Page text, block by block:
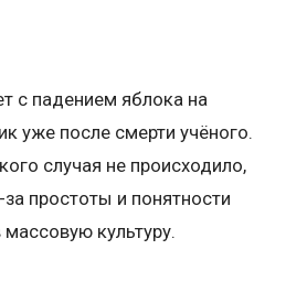
с падением яблока на
уже после смерти учёного.
случая не происходило,
простоты и понятности
культуру.